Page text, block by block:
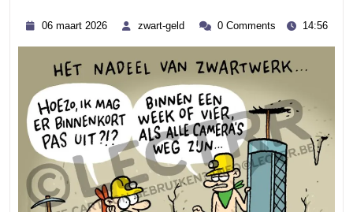
Van
In
Zwart
Een
Voor
06 maart 2026 zwart-geld
zwart- 0 Comments 14:56